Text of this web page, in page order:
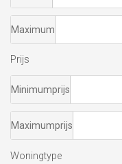
Maximum
Prijs
Minimumprijs
Maximumprijs
Woningtype